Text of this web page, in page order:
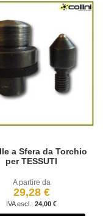
a Sfera da Torchio
per TESSUTI
A partire da
29,28 €
24,00 €